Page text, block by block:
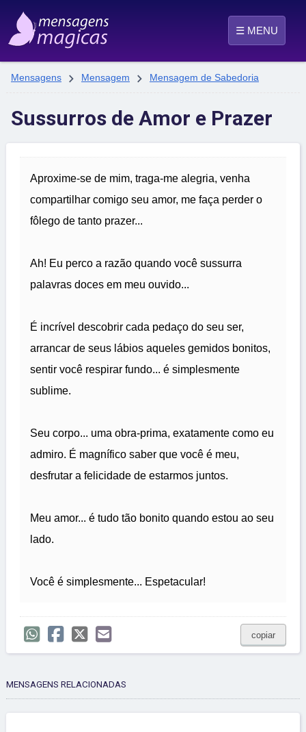
☰ MENU
Mensagens  Mensagem  Mensagem de Sabedoria
Sussurros de Amor e Prazer
Aproxime-se de mim, traga-me alegria, venha
compartilhar comigo seu amor, me faça perder o
fôlego de tanto prazer...
Ah! Eu perco a razão quando você sussurra
palavras doces em meu ouvido...
É incrível descobrir cada pedaço do seu ser,
arrancar de seus lábios aqueles gemidos bonitos,
sentir você respirar fundo... é simplesmente
sublime.
Seu corpo... uma obra-prima, exatamente como eu
admiro. É magnífico saber que você é meu,
desfrutar a felicidade de estarmos juntos.
Meu amor... é tudo tão bonito quando estou ao seu
lado.
Você é simplesmente... Espetacular!
copiar
MENSAGENS RELACIONADAS